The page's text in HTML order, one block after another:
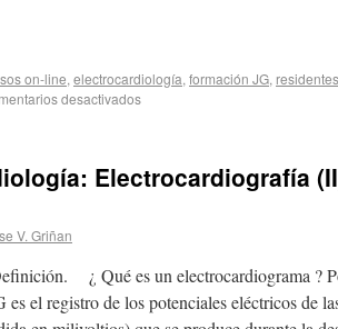
on-line, electrocardiología, formación JG,
desactivados
Electrocardiografía
V. Griñan
¿ Qué es un electrocardiograma ?
es el registro de los potenciales eléctricos de